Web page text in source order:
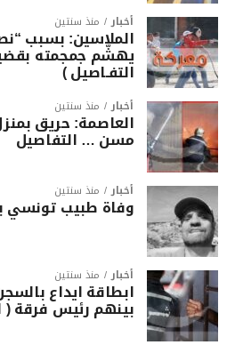
أخبار منذ سنتين
الملاسين: بسبب
يهشّم جمجمته
التفـاصيل )
أخبار منذ سنتين
العاصمة: حريق
مسن … التفاصيل
أخبار منذ سنتين
وفاة طبيب تونسي
أخبار منذ سنتين
بينهم رئيس فرقة (